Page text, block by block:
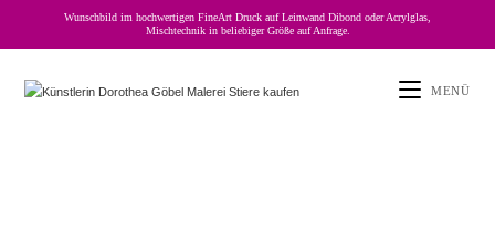
Wunschbild im hochwertigen FineArt Druck auf Leinwand Dibond oder Acrylglas,
Mischtechnik in beliebiger Größe auf Anfrage.
MENÜ